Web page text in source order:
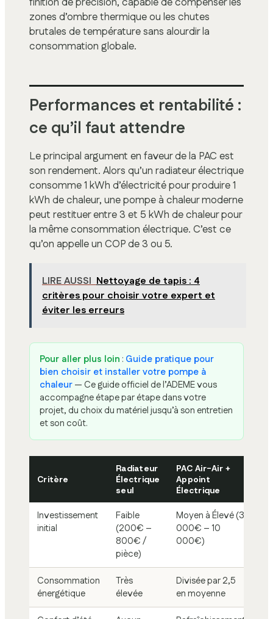
zones d’ombre thermique ou les chutes
brutales de température sans alourdir la
consommation globale.
Performances et rentabilité :
ce qu’il faut attendre
Le principal argument en faveur de la PAC est
son rendement. Alors qu’un radiateur électrique
consomme 1 kWh d’électricité pour produire 1
kWh de chaleur, une pompe à chaleur moderne
peut restituer entre 3 et 5 kWh de chaleur pour
la même consommation électrique. C’est ce
qu’on appelle un COP de 3 ou 5.
LIRE AUSSI Nettoyage de tapis : 4
critères pour choisir votre expert et
éviter les erreurs
Pour aller plus loin : Guide pratique pour
bien choisir et installer votre pompe à
chaleur— Ce guide officiel de l’ADEME vous
accompagne étape par étape dans votre
projet, du choix du matériel jusqu’à son entretien
et son coût.
Critère
Radiateur
Électrique
seul
PAC Air-Air +
Appoint
Électrique
Investissement
initial
Faible
(200€ –
800€ /
pièce)
Moyen à Élevé (3
000€ – 10
000€)
Consommation
énergétique
Très
élevée
Divisée par 2,5
en moyenne